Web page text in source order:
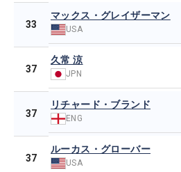
33
マックス・グレイザーマン
USA
37
久常 涼
JPN
37
リチャード・ブランド
ENG
37
ルーカス・グローバー
USA